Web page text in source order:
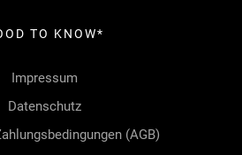
TO KNOW*
Impressum
Datenschutz
(AGB)